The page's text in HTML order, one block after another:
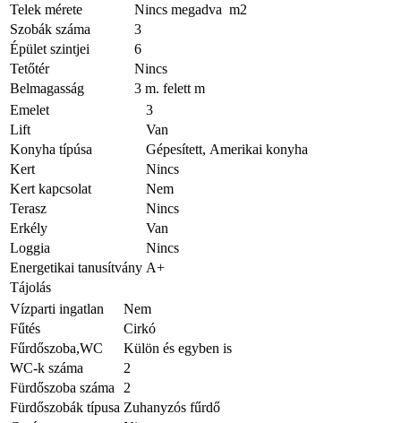
Telek mérete
Nincs megadva m2
Szobák száma
3
Épület szintjei
6
Tetőtér
Nincs
Belmagasság
3 m. felett m
Emelet
3
Lift
Van
Konyha típúsa
Gépesített, Amerikai konyha
Kert
Nincs
Kert kapcsolat
Nem
Terasz
Nincs
Erkély
Van
Loggia
Nincs
Energetikai tanusítvány A+
Tájolás
Vízparti ingatlan
Nem
Fűtés
Cirkó
Fűrdőszoba,WC
Külön és egyben is
WC-k száma
2
Fürdőszoba száma
2
Fürdőszobák típusa Zuhanyzós fűrdő